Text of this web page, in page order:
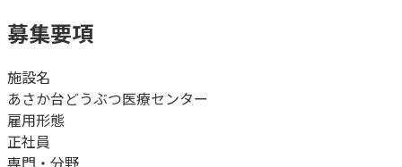
募集要項
施設名
あさか台どうぶつ医療センター
雇用形態
正社員
専門・分野